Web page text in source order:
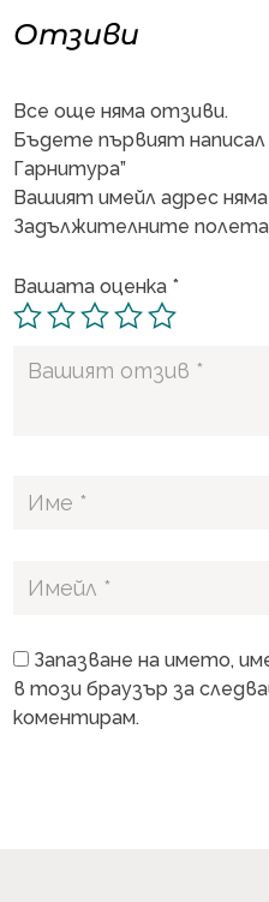
Отзиви
Все още няма отзиви.
Бъдете първият написал
Гарнитура”
Вашият имейл адрес
Задължителните полета
Вашата оценка *
Запазване на името,
в този браузър за
коментирам.